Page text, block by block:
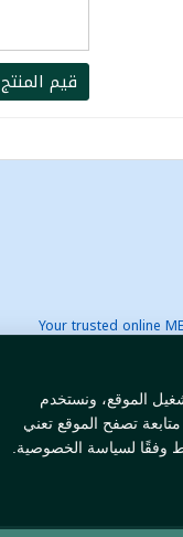
الموقع، ونستخدم
تصفح الموقع تعني
وفقًا لسياسة الخصوصية.
قيم المنتج
Your trusted online